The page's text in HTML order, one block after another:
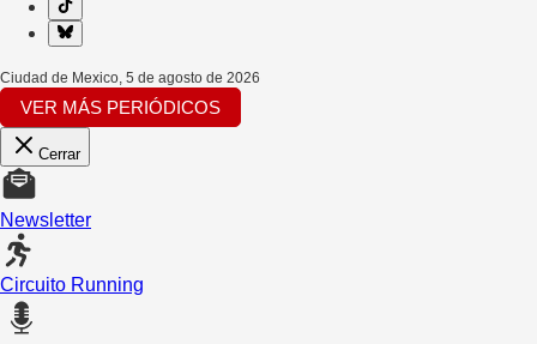
Ciudad de Mexico, 5 de agosto de 2026
VER MÁS PERIÓDICOS
Cerrar
Newsletter
Circuito Running